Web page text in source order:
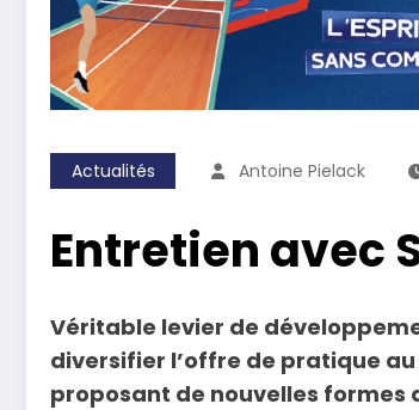
Actualités Antoine Pielack
Entretien avec
Véritable levier de
diversifier l’offre de pratique
proposant de nouvelles formes